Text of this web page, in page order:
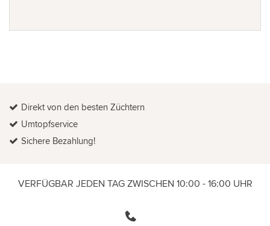
Direkt von den besten Züchtern
Umtopfservice
Sichere Bezahlung!
VERFÜGBAR JEDEN TAG ZWISCHEN 10:00 - 16:00 UHR